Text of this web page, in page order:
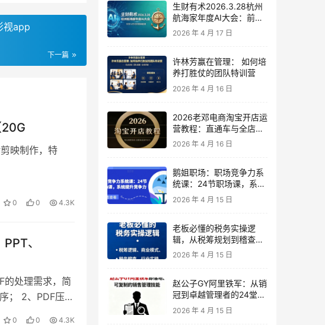
视app
下一篇
映制作，特
0 0 4.3K
、
的处理需求，简
； 2、PDF压
0 0 4.3K
生财有术2026.3.28杭州
航海家年度AI大会：前沿
趋势×落地案例×技能图谱
2026 年 4 月 17 日
许林芳赢在管理： 如何培
养打胜仗的团队特训营
2026 年 4 月 16 日
2026老邓电商淘宝开店运
营教程：直通车与全店推
广系统课
2026 年 4 月 16 日
鹅姐职场：职场竞争力系
统课：24节职场课，系统
提升竞争力
2026 年 4 月 15 日
老板必懂的税务实操逻
辑，从税筹规划到稽查应
对，为企业稳健增长保驾
2026 年 4 月 15 日
赵公子GY阿里铁军：从销
冠到卓越管理者的24堂实
战课
2026 年 4 月 15 日